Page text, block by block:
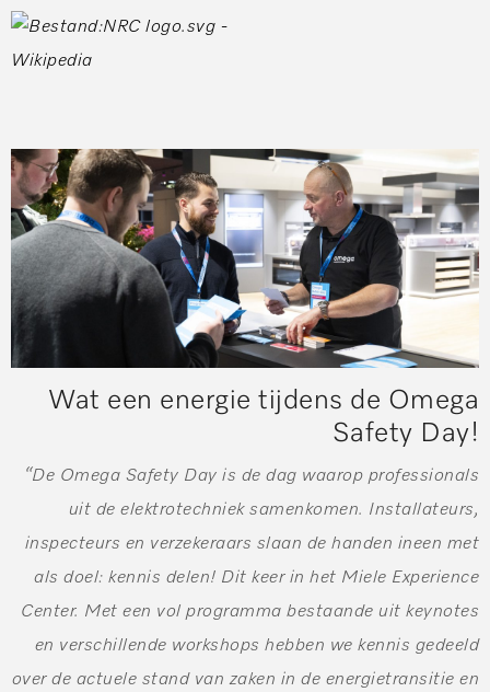
Wat een energie tijdens de Omega
Safety Day!
“De Omega Safety Day is de dag waarop professionals
uit de elektrotechniek samenkomen. Installateurs,
inspecteurs en verzekeraars slaan de handen ineen met
als doel: kennis delen! Dit keer in het Miele Experience
Center. Met een vol programma bestaande uit keynotes
en verschillende workshops hebben we kennis gedeeld
over de actuele stand van zaken in de energietransitie en